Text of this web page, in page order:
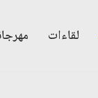
لقاءات